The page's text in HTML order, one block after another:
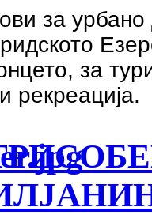
за
за
рекреација.